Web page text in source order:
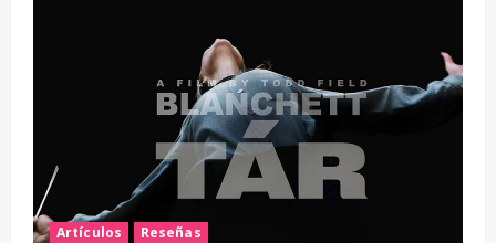
Artículos Reseñas